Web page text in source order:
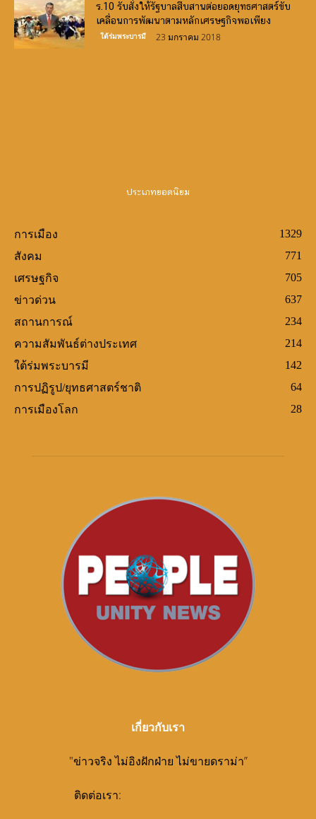
ร.10 รับสั่งให้รัฐบาลสืบสานต่อยอดยุทธศาสตร์ขับ
เคลื่อนการพัฒนาตามหลักเศรษฐกิจพอเพียง
ใต้ร่มพระบารมี 23 มกราคม 2018
ประเภทยอดนิยม
การเมือง
1329
สังคม
771
เศรษฐกิจ
705
ข่าวด่วน
637
สถานการณ์
234
ความสัมพันธ์ต่างประเทศ
214
ใต้ร่มพระบารมี
142
การปฏิรูป/ยุทธศาสตร์ชาติ
64
การเมืองโลก
28
เกี่ยวกับเรา
"ข่าวจริง ไม่อิงฝักฝ่าย ไม่ขายดราม่า”
ติดต่อเรา: